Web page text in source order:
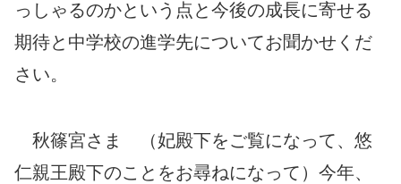
っしゃるのかという点と今後の成長に寄せる
期待と中学校の進学先についてお聞かせくだ
さい。
秋篠宮さま （妃殿下をご覧になって、悠
仁親王殿下のことをお尋ねになって）今年、